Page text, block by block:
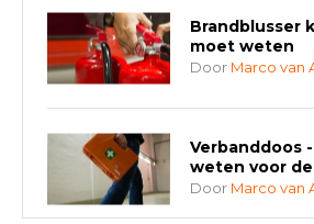
Brandblusser
moet weten
Door Marco van
Verbanddoos
weten voor
Door Marco van